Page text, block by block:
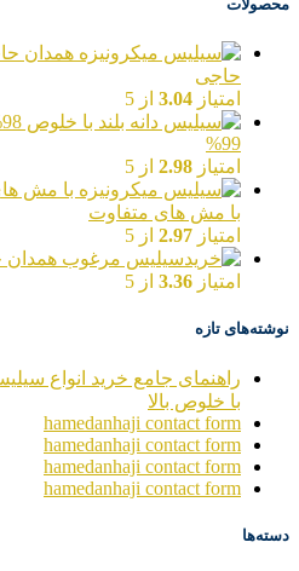
محصولات
حاجی
امتیاز 3.04 از 5
99%
امتیاز 2.98 از 5
با مش های متفاوت
امتیاز 2.97 از 5
امتیاز 3.36 از 5
نوشته‌های تازه
راهنمای جامع خرید انواع
با خلوص بالا
hamedanhaji contact form
hamedanhaji contact form
hamedanhaji contact form
hamedanhaji contact form
دسته‌ها